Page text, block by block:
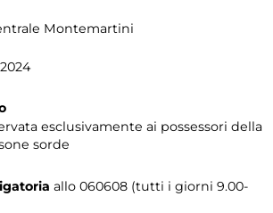
Montemartini
esclusivamente ai possessori della
sorde
allo 060608 (tutti i giorni 9.00-